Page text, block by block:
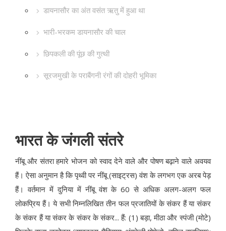
डायनासौर का अंत वसंत ऋतु में हुआ था
भारी-भरकम डायनासौर की चाल
छिपकली की पूंछ की गुत्थी
सूरजमुखी के पराबैंगनी रंगों की दोहरी भूमिका
भारत के जंगली संतरे
नींबू और संतरा हमारे भोजन को स्वाद देने वाले और पोषण बढ़ाने वाले अवयव
हैं। ऐसा अनुमान है कि पृथ्वी पर नींबू (साइट्रस) वंश के लगभग एक अरब पेड़
हैं। वर्तमान में दुनिया में नींबू वंश के 60 से अधिक अलग-अलग फल
लोकप्रिय हैं। ये सभी निम्नलिखित तीन फल प्रजातियों के संकर हैं या संकर
के संकर हैं या संकर के संकर के संकर... हैं: (1) बड़ा, मीठा और स्पंजी (मोटे)